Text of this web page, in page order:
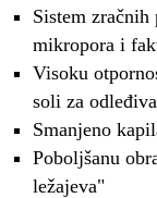
Sistem zračnih
mikropora i
Visoku
soli za
Smanjeno
Poboljšanu
ležajeva"